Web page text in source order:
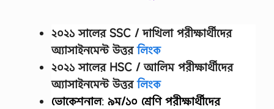
২০২১ সালের SSC / দাখিলা পরীক্ষার্থীদের
অ্যাসাইনমেন্ট উত্তরলিংক
২০২১ সালের HSC / আলিম পরীক্ষার্থীদের
অ্যাসাইনমেন্ট উত্তরলিংক
ভোকেশনাল: ৯ম/১০ শ্রেণি পরীক্ষার্থীদের